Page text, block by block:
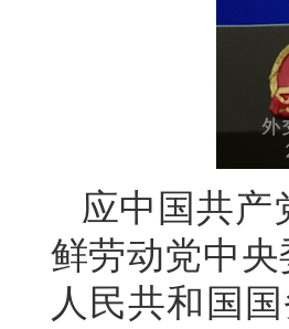
应中国共产
鲜劳动党中
人民共和国